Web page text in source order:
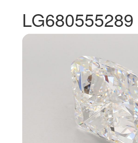
LG680555289